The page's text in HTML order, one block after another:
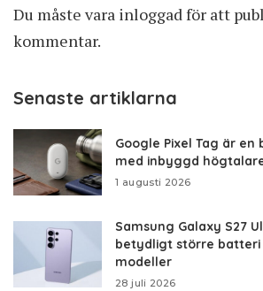
Du måste vara inloggadför att
kommentar.
Senaste artiklarna
Google Pixel Tag är
med inbyggd
1 augusti 2026
Samsung Galaxy S27
betydligt större batteri
modeller
28 juli 2026